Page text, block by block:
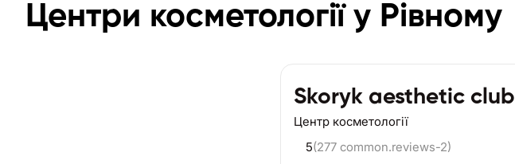
Центри косметології у Рівному
Skoryk aesthetic club
Центр косметології
5(277 common.reviews-2)